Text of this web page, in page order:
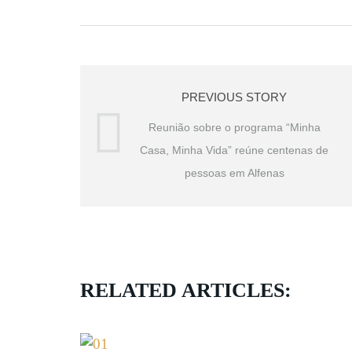
PREVIOUS STORY
Reunião sobre o programa “Minha
Casa, Minha Vida” reúne centenas de
pessoas em Alfenas
RELATED ARTICLES: